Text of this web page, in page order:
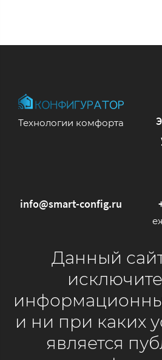
Технологии комфорта
info@smart-config.ru
Данный
и ни при каких
является